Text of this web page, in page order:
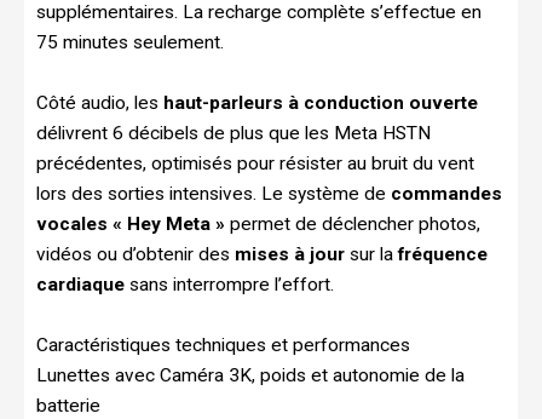
supplémentaires. La recharge complète s’effectue en
75 minutes seulement.
Côté audio, les haut-parleurs à conduction ouverte
délivrent 6 décibels de plus que les Meta HSTN
précédentes, optimisés pour résister au bruit du vent
lors des sorties intensives. Le système de commandes
vocales « Hey Meta » permet de déclencher photos,
vidéos ou d’obtenir des mises à jour sur lafréquence
cardiaque sans interrompre l’effort.
Caractéristiques techniques et performances
Lunettes avec Caméra 3K, poids et autonomie de la
batterie